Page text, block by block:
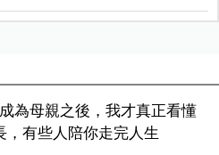
為母親之後，我才真正看懂
有些人陪你走完人生